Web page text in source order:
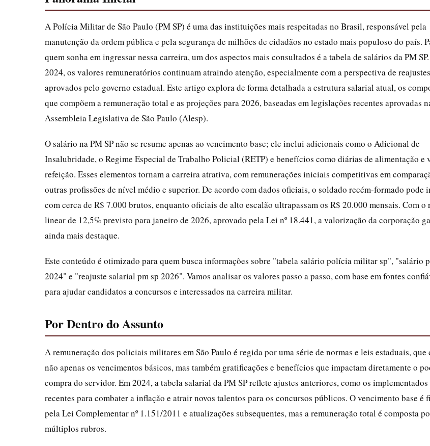
A Polícia Militar de São Paulo (PM SP) é uma das instituições mais respeitadas no Brasil, responsável pela
manutenção da ordem pública e pela segurança de milhões de cidadãos no estado mais populoso do país.
quem sonha em ingressar nessa carreira, um dos aspectos mais consultados é a tabela de salários da PM
2024, os valores remuneratórios continuam atraindo atenção, especialmente com a perspectiva de
aprovados pelo governo estadual. Este artigo explora de forma detalhada a estrutura salarial atual, os
que compõem a remuneração total e as projeções para 2026, baseadas em legislações recentes aprovadas
Assembleia Legislativa de São Paulo (Alesp).
O salário na PM SP não se resume apenas ao vencimento base; ele inclui adicionais como o Adicional de
Insalubridade, o Regime Especial de Trabalho Policial (RETP) e benefícios como diárias de alimentação e
refeição. Esses elementos tornam a carreira atrativa, com remunerações iniciais competitivas em
outras profissões de nível médio e superior. De acordo com dados oficiais, o soldado recém-formado pode
com cerca de R$ 7.000 brutos, enquanto oficiais de alto escalão ultrapassam os R$ 20.000 mensais. Com o
linear de 12,5% previsto para janeiro de 2026, aprovado pela Lei nº 18.441, a valorização da corporação
ainda mais destaque.
Este conteúdo é otimizado para quem busca informações sobre "tabela salário polícia militar sp", "salário
2024" e "reajuste salarial pm sp 2026". Vamos analisar os valores passo a passo, com base em fontes
para ajudar candidatos a concursos e interessados na carreira militar.
Por Dentro do Assunto
A remuneração dos policiais militares em São Paulo é regida por uma série de normas e leis estaduais, que
não apenas os vencimentos básicos, mas também gratificações e benefícios que impactam diretamente o
compra do servidor. Em 2024, a tabela salarial da PM SP reflete ajustes anteriores, como os implementados
recentes para combater a inflação e atrair novos talentos para os concursos públicos. O vencimento base é
pela Lei Complementar nº 1.151/2011 e atualizações subsequentes, mas a remuneração total é composta
múltiplos rubros.